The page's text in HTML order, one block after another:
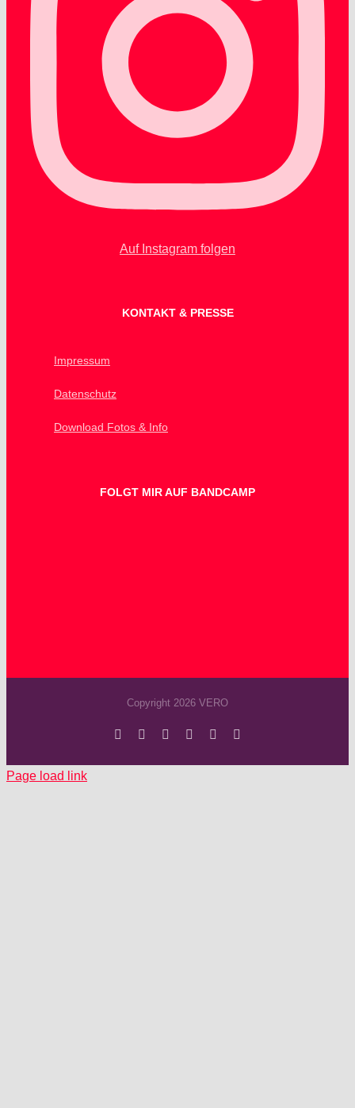
Auf Instagram folgen
KONTAKT & PRESSE
Impressum
Datenschutz
Download Fotos & Info
FOLGT MIR AUF BANDCAMP
Copyright 2026 VERO
FacebookInstagramYouTube
SpotifySoundCloud
Page load link